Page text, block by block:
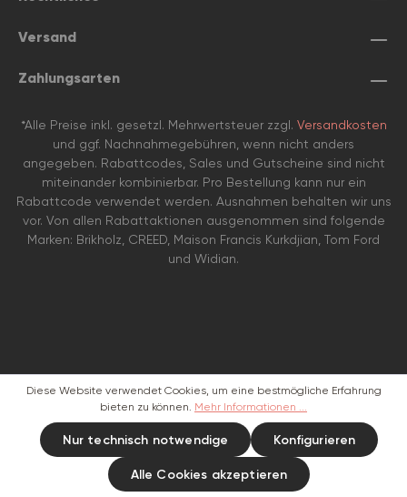
Versand
Zahlungsarten
*Alle Preise inkl. gesetzl. Mehrwertsteuer zzgl. Versandkosten
und ggf. Nachnahmegebühren, wenn nicht anders
angegeben. Rabattcodes, Sales und Gutscheine sind nicht
miteinander kombinierbar. Pro Bestellung kann nur ein
Rabattcode verwendet werden. Ausnahmen behalten wir uns
vor. Von allen Rabattaktionen ausgenommen sind folgende
Marken: Brikholz, CREED, Maison Francis Kurkdjian, Tom Ford
und Widian.
Diese Website verwendet Cookies, um eine bestmögliche Erfahrung
bieten zu können. Mehr Informationen ...
Nur technisch notwendige Konfigurieren
Alle Cookies akzeptieren